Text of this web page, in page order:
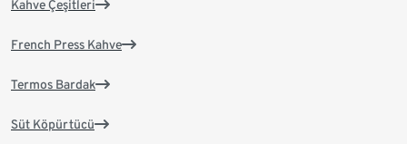
Kahve Çeşitleri
French Press Kahve
Termos Bardak
Süt Köpürtücü